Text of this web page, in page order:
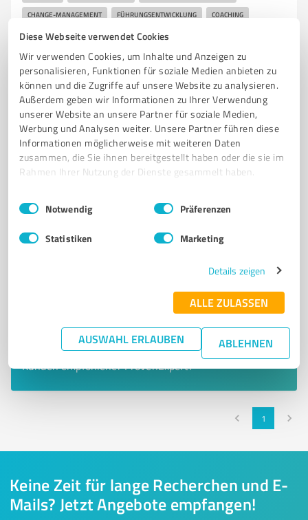
Diese Webseite verwendet Cookies
Wir verwenden Cookies, um Inhalte und Anzeigen zu
personalisieren, Funktionen für soziale Medien anbieten zu
können und die Zugriffe auf unsere Website zu analysieren.
Außerdem geben wir Informationen zu Ihrer Verwendung
unserer Website an unsere Partner für soziale Medien,
Werbung und Analysen weiter. Unsere Partner führen diese
Informationen möglicherweise mit weiteren Daten
zusammen, die Sie ihnen bereitgestellt haben oder die sie im
Rahmen Ihrer Nutzung der Dienste gesammelt haben.
Impressum Datenschutzbestimmungen
Einwilligungsauswahl
Notwendig Präferenzen
Statistiken Marketing
Details zeigen
ALLE ZULASSEN
AUSWAHL ERLAUBEN ABLEHNEN
CHANGE-MANAGEMENT FÜHRUNGSENTWICKLUNG COACHING
SPARRING CONSULTING.
Einsteinstraße 7, 33104 Paderborn
Tel. 0175 5238380
hallo@nicolekloppenburg.de
www.tlconcept.de
23 Bewertungen
von 24 veröffentlicht
(3 Quellen)
Sie möchten auch hier gelistet werden?
Registrieren Sie sich jetzt und werden Sie ein von
Kunden empfohlener ProvenExpert!
1
Keine Zeit für lange Recherchen und E-
Mails? Jetzt Angebote empfangen!